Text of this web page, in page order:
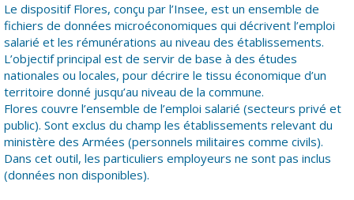
Le dispositif Flores, conçu par l’Insee, est un ensemble de
fichiers de données microéconomiques qui décrivent l’emploi
salarié et les rémunérations au niveau des établissements.
L’objectif principal est de servir de base à des études
nationales ou locales, pour décrire le tissu économique d’un
territoire donné jusqu’au niveau de la commune.
Flores couvre l’ensemble de l’emploi salarié (secteurs privé et
public). Sont exclus du champ les établissements relevant du
ministère des Armées (personnels militaires comme civils).
Dans cet outil, les particuliers employeurs ne sont pas inclus
(données non disponibles).